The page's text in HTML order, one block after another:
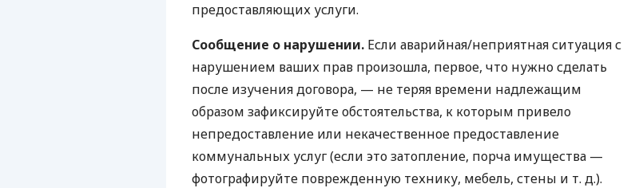
предоставляющих услуги.
Сообщение о нарушении. Если аварийная/неприятная ситуация с
нарушением ваших прав произошла, первое, что нужно сделать
после изучения договора, — не теряя времени надлежащим
образом зафиксируйте обстоятельства, к которым привело
непредоставление или некачественное предоставление
коммунальных услуг (если это затопление, порча имущества —
фотографируйте поврежденную технику, мебель, стены и т. д.).